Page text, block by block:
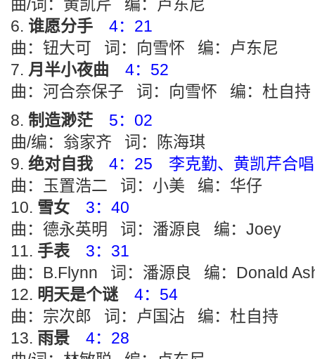
曲/词：黄凯芹 编：卢东尼
谁愿分手
4：21
曲：钮大可 词：向雪怀 编：卢东尼
月半小夜曲
4：52
曲：河合奈保子 词：向雪怀 编：杜自持
制造渺茫
5：02
曲/编：翁家齐 词：陈海琪
绝对自我
4：25 李克勤、黄凯芹合唱
曲：玉置浩二 词：小美 编：华仔
雪女
3：40
曲：德永英明 词：潘源良 编：Joey
手表
3：31
曲：B.Flynn 词：潘源良 编：Donald
明天是个谜
4：54
曲：宗次郎 词：卢国沾 编：杜自持
雨景
4：28